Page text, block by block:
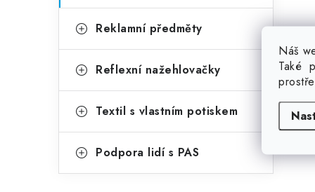
Náš
Také
Reklamní předměty
Reflexní nažehlovačky
Textil s vlastním potiskem
Podpora lidí s PAS